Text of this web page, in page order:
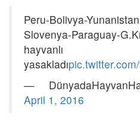
Peru-Bolivya-
Slovenya-Paraguay-
yasakladı
—
April 1, 2016